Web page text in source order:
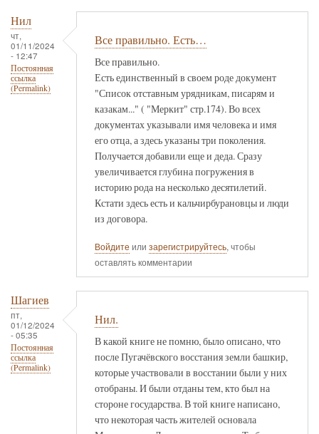
Нил
чт,
01/11/2024
- 12:47
Постоянная
ссылка
(Permalink)
Все правильно. Есть…
Все правильно.
Есть единственный в своем роде документ
"Список отставным урядникам, писарям и
казакам..." ( "Меркит" стр.174). Во всех
документах указывали имя человека и имя
его отца, а здесь указаны три поколения.
Получается добавили еще и деда. Сразу
увеличивается глубина погружения в
историю рода на несколько десятилетий.
Кстати здесь есть и кальчирбурановцы и люди
из договора.
Войдите или зарегистрируйтесь, чтобы
оставлять комментарии
Шагиев
пт,
01/12/2024
- 05:35
Постоянная
ссылка
(Permalink)
Нил.
В какой книге не помню, было описано, что
после Пугачёвского восстания земли башкир,
которые участвовали в восстании были у них
отобраны. И были отданы тем, кто был на
стороне государства. В той книге написано,
что некоторая часть жителей основала